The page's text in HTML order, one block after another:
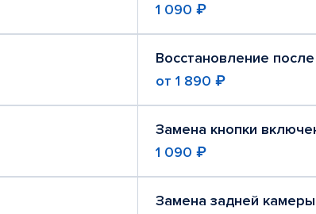
1 090 ₽
Восстановление
от 1 890 ₽
Замена кнопки
1 090 ₽
Замена задней камеры